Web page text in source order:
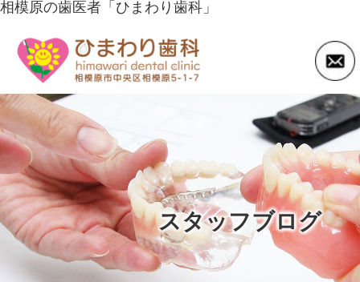
相模原の歯医者「ひまわり歯科」
スタッフブログ